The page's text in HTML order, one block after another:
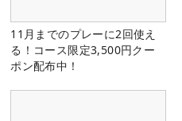
11月までのプレーに2回使え
る！コース限定3,500円クー
ポン配布中！